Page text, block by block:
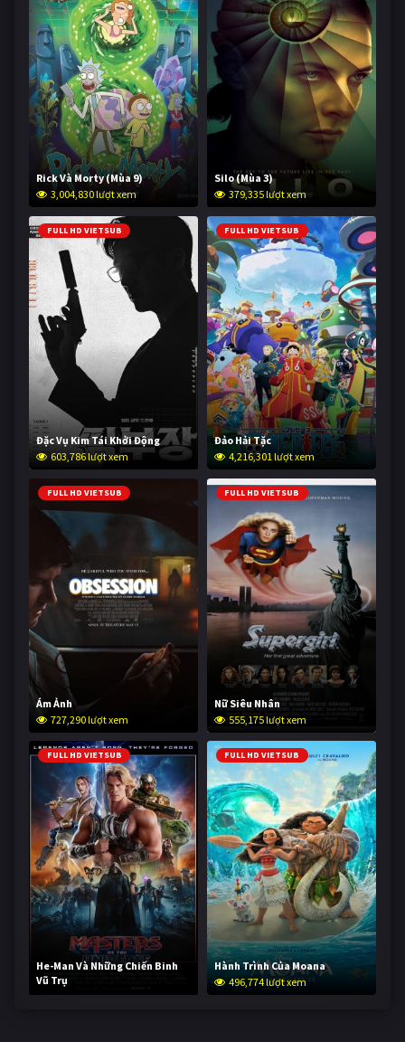
Rick Và Morty (Mùa 9)
3,004,830 lượt xem
Silo (Mùa 3)
379,335 lượt xem
FULL HD VIETSUB
Đặc Vụ Kim Tái Khởi Động
603,786 lượt xem
FULL HD VIETSUB
Đảo Hải Tặc
4,216,301 lượt xem
FULL HD VIETSUB
Ám Ảnh
727,290 lượt xem
FULL HD VIETSUB
Nữ Siêu Nhân
555,175 lượt xem
FULL HD VIETSUB
He-Man Và Những Chiến Binh
Vũ Trụ
245,854 lượt xem
FULL HD VIETSUB
Hành Trình Của Moana
496,774 lượt xem